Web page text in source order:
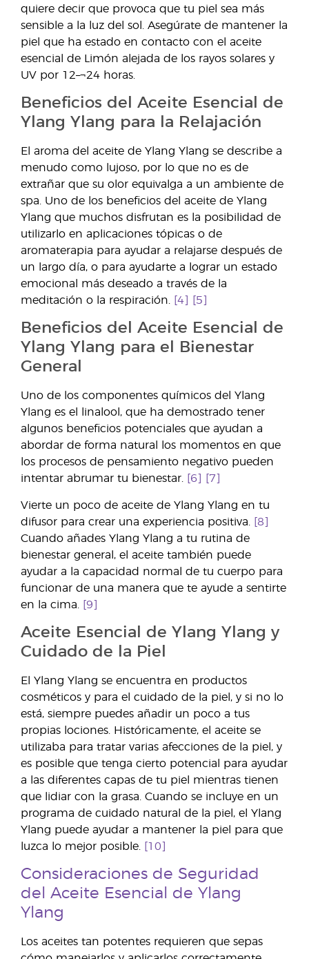
quiere decir que provoca que tu piel sea más
sensible a la luz del sol. Asegúrate de mantener la
piel que ha estado en contacto con el aceite
esencial de Limón alejada de los rayos solares y
UV por 12–¬24 horas.
Beneficios del Aceite Esencial de
Ylang Ylang para la Relajación
El aroma del aceite de Ylang Ylang se describe a
menudo como lujoso, por lo que no es de
extrañar que su olor equivalga a un ambiente de
spa. Uno de los beneficios del aceite de Ylang
Ylang que muchos disfrutan es la posibilidad de
utilizarlo en aplicaciones tópicas o de
aromaterapia para ayudar a relajarse después de
un largo día, o para ayudarte a lograr un estado
emocional más deseado a través de la
meditación o la respiración.
[4] [5]
Beneficios del Aceite Esencial de
Ylang Ylang para el Bienestar
General
Uno de los componentes químicos del Ylang
Ylang es el linalool, que ha demostrado tener
algunos beneficios potenciales que ayudan a
abordar de forma natural los momentos en que
los procesos de pensamiento negativo pueden
intentar abrumar tu bienestar.
[6] [7]
Vierte un poco de aceite de Ylang Ylang en tu
difusor para crear una experiencia positiva.
[8]
Cuando añades Ylang Ylang a tu rutina de
bienestar general, el aceite también puede
ayudar a la capacidad normal de tu cuerpo para
funcionar de una manera que te ayude a sentirte
en la cima.
[9]
Aceite Esencial de Ylang Ylang y
Cuidado de la Piel
El Ylang Ylang se encuentra en productos
cosméticos y para el cuidado de la piel, y si no lo
está, siempre puedes añadir un poco a tus
propias lociones. Históricamente, el aceite se
utilizaba para tratar varias afecciones de la piel, y
es posible que tenga cierto potencial para ayudar
a las diferentes capas de tu piel mientras tienen
que lidiar con la grasa. Cuando se incluye en un
programa de cuidado natural de la piel, el Ylang
Ylang puede ayudar a mantener la piel para que
luzca lo mejor posible.
[10]
Consideraciones de Seguridad
del Aceite Esencial de Ylang
Ylang
Los aceites tan potentes requieren que sepas